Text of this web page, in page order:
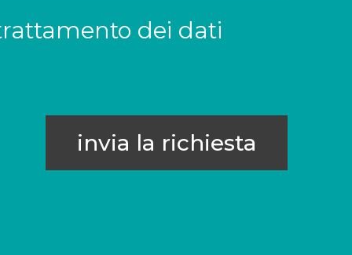
dei dati
invia la richiesta